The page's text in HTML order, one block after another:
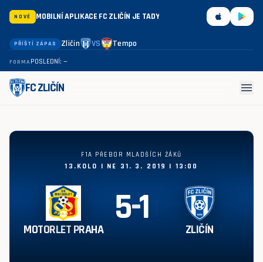
NOVÉ MOBILNÍ APLIKACE FC ZLIČÍN JE TADY
PŘÍŠTÍ ZÁPAS Zličín VS Tempo
FORMAPOSLEDNÍ: —
FC ZLIČÍN menu
Motorlet Praha - Zličín 5:1
F1A PŘEBOR MLADŠÍCH ŽÁKŮ
13.KOLO | NE 31. 3. 2019 | 13:00
MOTORLET PRAHA 5-1 ZLIČÍN